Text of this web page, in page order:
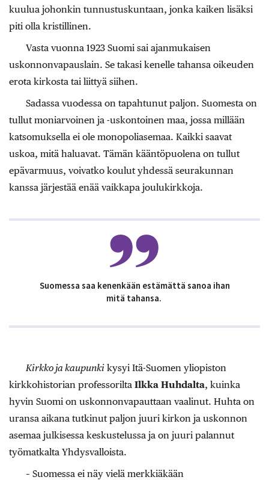
kuulua johonkin tunnustuskuntaan, jonka kaiken lisäksi
piti olla kristillinen.
Vasta vuonna 1923 Suomi sai ajanmukaisen
uskonnonvapauslain. Se takasi kenelle tahansa oikeuden
erota kirkosta tai liittyä siihen.
Sadassa vuodessa on tapahtunut paljon. Suomesta on
tullut moniarvoinen ja -uskontoinen maa, jossa millään
katsomuksella ei ole monopoliasemaa. Kaikki saavat
uskoa, mitä haluavat. Tämän kääntöpuolena on tullut
epävarmuus, voivatko koulut yhdessä seurakunnan
kanssa järjestää enää vaikkapa joulukirkkoja.
Suomessa saa kenenkään estämättä sanoa ihan
mitä tahansa.
Kirkko ja kaupunki kysyi Itä-Suomen yliopiston
kirkkohistorian professorilta Ilkka ­Huhdalta, kuinka
hyvin Suomi on uskonnonvapauttaan vaalinut. Huhta on
uransa aikana tutkinut paljon juuri kirkon ja uskonnon
asemaa julkisessa keskustelussa ja on juuri palannut
työmatkalta Yhdysvalloista.
– Suomessa ei näy vielä merkkiäkään